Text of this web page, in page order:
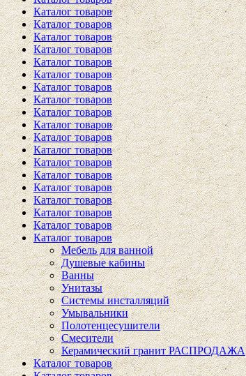
Каталог товаров
Каталог товаров
Каталог товаров
Каталог товаров
Каталог товаров
Каталог товаров
Каталог товаров
Каталог товаров
Каталог товаров
Каталог товаров
Каталог товаров
Каталог товаров
Каталог товаров
Каталог товаров
Каталог товаров
Каталог товаров
Каталог товаров
Каталог товаров
Каталог товаров
Мебель для ванной
Душевые кабины
Ванны
Унитазы
Системы инсталляций
Умывальники
Полотенцесушители
Смесители
Керамический гранит РАСПРОДАЖА
Каталог товаров